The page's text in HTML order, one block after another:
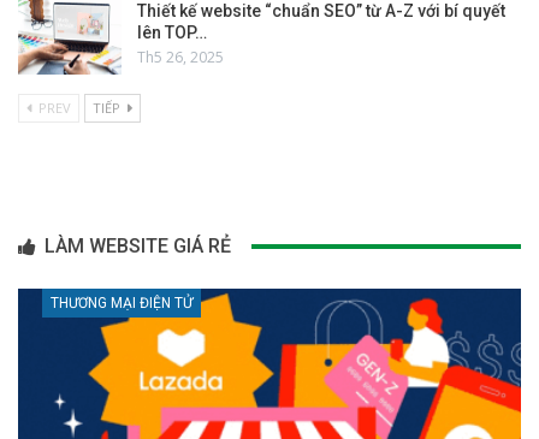
Thiết kế website “chuẩn SEO” từ A-Z với bí quyết
lên TOP…
Th5 26, 2025
PREV TIẾP
LÀM WEBSITE GIÁ RẺ
THƯƠNG MẠI ĐIỆN TỬ